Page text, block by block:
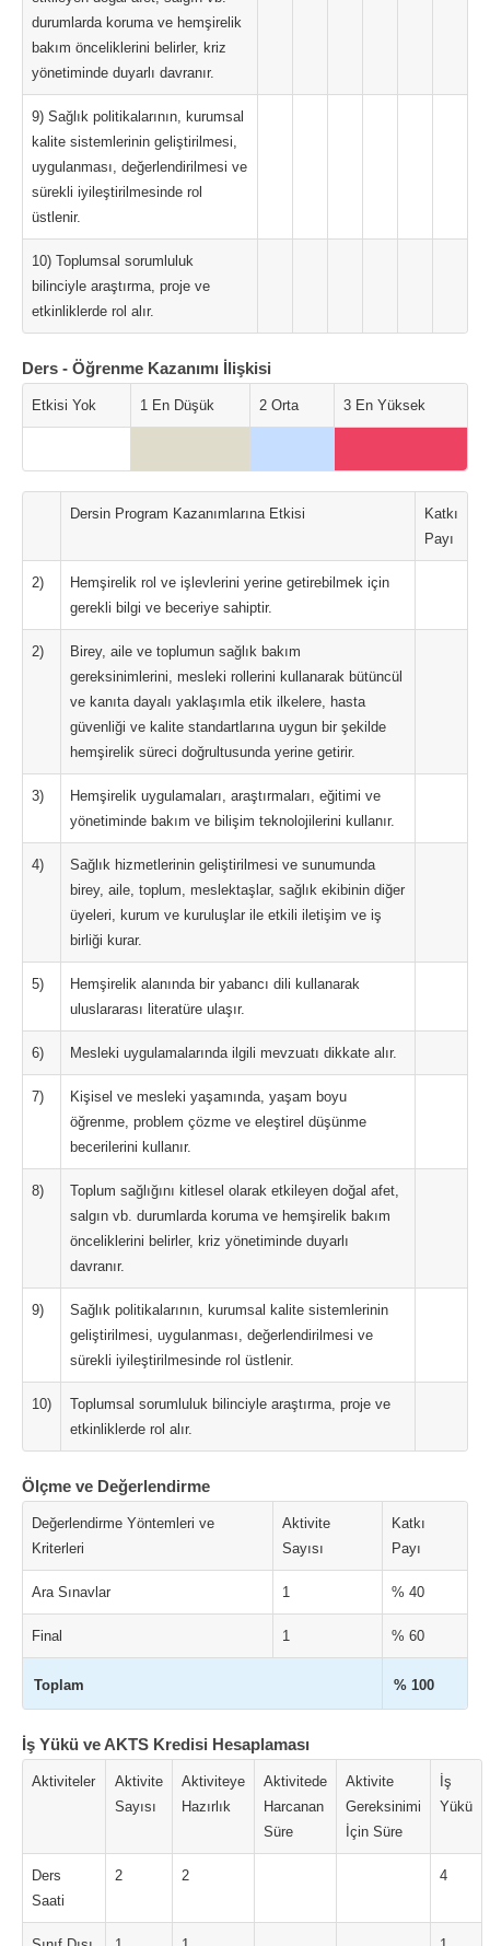
durumlarda koruma ve hemşirelik
bakım önceliklerini belirler, kriz
yönetiminde duyarlı davranır.
9) Sağlık politikalarının, kurumsal
kalite sistemlerinin geliştirilmesi,
uygulanması, değerlendirilmesi ve
sürekli iyileştirilmesinde rol
üstlenir.
10) Toplumsal sorumluluk
bilinciyle araştırma, proje ve
etkinliklerde rol alır.
Ders - Öğrenme Kazanımı İlişkisi
Etkisi Yok 1 En Düşük 2 Orta 3 En Yüksek
Dersin Program Kazanımlarına Etkisi
Katkı
Payı
2)
Hemşirelik rol ve işlevlerini yerine getirebilmek için
gerekli bilgi ve beceriye sahiptir.
2)
Birey, aile ve toplumun sağlık bakım
gereksinimlerini, mesleki rollerini kullanarak bütüncül
ve kanıta dayalı yaklaşımla etik ilkelere, hasta
güvenliği ve kalite standartlarına uygun bir şekilde
hemşirelik süreci doğrultusunda yerine getirir.
3)
Hemşirelik uygulamaları, araştırmaları, eğitimi ve
yönetiminde bakım ve bilişim teknolojilerini kullanır.
4)
Sağlık hizmetlerinin geliştirilmesi ve sunumunda
birey, aile, toplum, meslektaşlar, sağlık ekibinin diğer
üyeleri, kurum ve kuruluşlar ile etkili iletişim ve iş
birliği kurar.
5)
Hemşirelik alanında bir yabancı dili kullanarak
uluslararası literatüre ulaşır.
6) Mesleki uygulamalarında ilgili mevzuatı dikkate alır.
7)
Kişisel ve mesleki yaşamında, yaşam boyu
öğrenme, problem çözme ve eleştirel düşünme
becerilerini kullanır.
8)
Toplum sağlığını kitlesel olarak etkileyen doğal afet,
salgın vb. durumlarda koruma ve hemşirelik bakım
önceliklerini belirler, kriz yönetiminde duyarlı
davranır.
9)
Sağlık politikalarının, kurumsal kalite sistemlerinin
geliştirilmesi, uygulanması, değerlendirilmesi ve
sürekli iyileştirilmesinde rol üstlenir.
10)
Toplumsal sorumluluk bilinciyle araştırma, proje ve
etkinliklerde rol alır.
Ölçme ve Değerlendirme
Değerlendirme Yöntemleri ve
Kriterleri
Aktivite
Sayısı
Katkı
Payı
Ara Sınavlar 1 % 40
Final 1 % 60
Toplam % 100
İş Yükü ve AKTS Kredisi Hesaplaması
Aktiviteler
Aktivite
Sayısı
Aktiviteye
Hazırlık
Aktivitede
Harcanan
Süre
Aktivite
Gereksinimi
İçin Süre
İş
Yükü
Ders
Saati
2 2 4